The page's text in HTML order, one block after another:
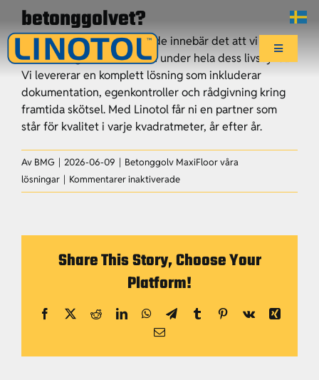
Fortsätt
innehållet
Toggle
Start
Affärsområden
Center of Excellence
betonggolvet?
När ni väljer vårt erbjudande innebär det att vi tar
ansvar för golvets funktion under hela dess livscykel.
Vi levererar en komplett lösning som inkluderar
dokumentation, egenkontroller och rådgivning kring
framtida skötsel. Med Linotol får ni en partner som
står för kvalitet i varje kvadratmeter, år efter år.
Av BMG | 2026-06-09 | Betonggolv MaxiFloor våra
lösningar | Kommentarer inaktiveradeför
Vad
för
betonggolvet?
Share This Story, Choose Your
Platform!
Facebook
X RedditLinkedInWhatsApp
TelegramTumblrPinterest
Vk
Xing
E-